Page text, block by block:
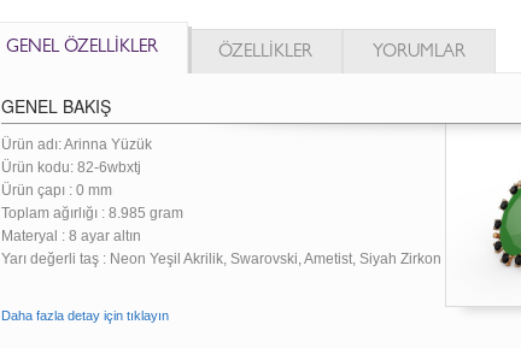
GENEL ÖZELLİKLER ÖZELLİKLER YORUMLAR
GENEL BAKIŞ
Ürün adı: Arinna Yüzük
Ürün kodu: 82-6wbxtj
Ürün çapı : 0 mm
Toplam ağırlığı : 8.985 gram
Materyal : 8 ayar altın
Yarı değerli taş : Neon Yeşil Akrilik, Swarovski, Ametist, Siyah Zirkon
Daha fazla detay için tıklayın